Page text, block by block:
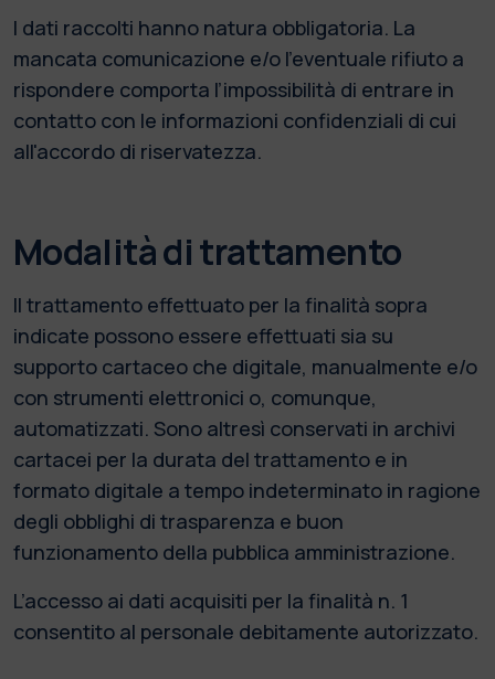
I dati raccolti hanno natura obbligatoria. La
mancata comunicazione e/o l’eventuale rifiuto a
rispondere comporta l’impossibilità di entrare in
contatto con le informazioni confidenziali di cui
all'accordo di riservatezza.
Modalità di trattamento
Il trattamento effettuato per la finalità sopra
indicate possono essere effettuati sia su
supporto cartaceo che digitale, manualmente e/o
con strumenti elettronici o, comunque,
automatizzati. Sono altresì conservati in archivi
cartacei per la durata del trattamento e in
formato digitale a tempo indeterminato in ragione
degli obblighi di trasparenza e buon
funzionamento della pubblica amministrazione.
L’accesso ai dati acquisiti per la finalità n. 1
consentito al personale debitamente autorizzato.